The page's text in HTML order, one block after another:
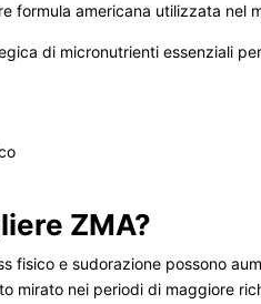
formula americana utilizzata nel
di micronutrienti essenziali
ZMA?
fisico e sudorazione possono
mirato nei periodi di maggiore